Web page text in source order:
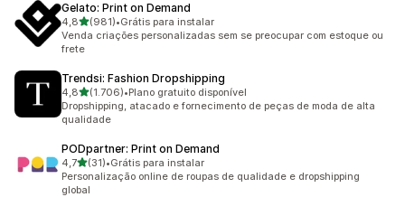
Gelato: Print on Demand
4,8de 5 estrelas
(981)
981 avaliações ao todo
•Grátis para instalar
Venda criações personalizadas sem se preocupar com estoque ou
frete
Trendsi: Fashion Dropshipping
4,8de 5 estrelas
(1.706)
1706 avaliações ao todo
•Plano gratuito disponível
Dropshipping, atacado e fornecimento de peças de moda de alta
qualidade
PODpartner: Print on Demand
4,7de 5 estrelas
(31)
31 avaliações ao todo
•Grátis para instalar
Personalização online de roupas de qualidade e dropshipping
global